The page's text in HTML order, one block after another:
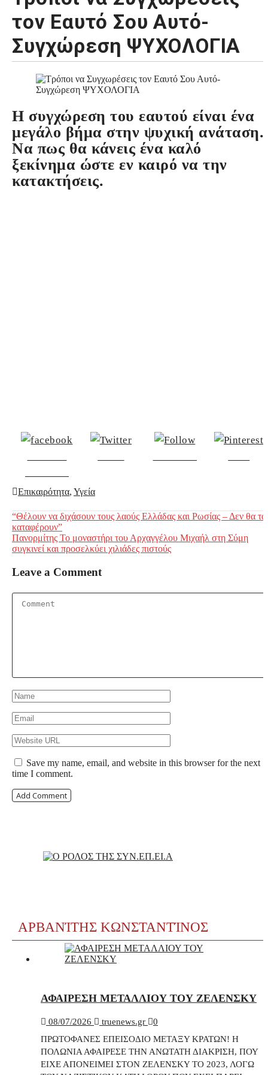
τον Εαυτό Σου Αυτό-
Συγχώρεση ΨΥΧΟΛΟΓΙΑ
Η συγχώρεση του εαυτού είναι ένα
μεγάλο βήμα στην ψυχική ανάταση.
Να πως θα κάνεις ένα καλό
ξεκίνημα ώστε εν καιρό να την
κατακτήσεις.
Επικαιρότητα, Υγεία
Post
navigation
“Θέλουν να διχάσουν τους λαούς Ελλάδας και Ρωσίας – Δεν θα τα
καταφέρουν”
Πανορμίτης Το μοναστήρι του Αρχαγγέλου Μιχαήλ στη Σύμη
συγκινεί και προσελκύει χιλιάδες πιστούς
Leave a Comment
Save my name, email, and website in this browser for the next
time I comment.
ΑΡΒΑΝΊΤΗΣ ΚΩΝΣΤΑΝΤΊΝΟΣ
ΑΦΑΙΡΕΣΗ ΜΕΤΑΛΛΙΟΥ ΤΟΥ ΖΕΛΕΝΣΚΥ
08/07/2026 truenews.gr
0
ΠΡΩΤΟΦΑΝΕΣ ΕΠΕΙΣΟΔΙΟ ΜΕΤΑΞΥ ΚΡΑΤΩΝ! Η
ΠΟΛΩΝΙΑ ΑΦΑΙΡΕΣΕ ΤΗΝ ΑΝΩΤΑΤΗ ΔΙΑΚΡΙΣΗ, ΠΟΥ
ΕΙΧΕ ΑΠΟΝΕΙΜΕΙ ΣΤΟΝ ΖΕΛΕΝΣΚΥ ΤΟ 2023, ΛΟΓΩ